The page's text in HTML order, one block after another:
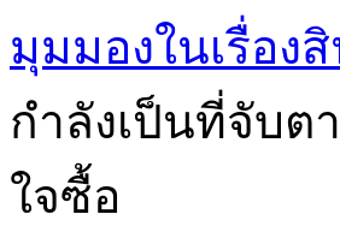
มุมมองในเรื่อง
กำลังเป็นที่จับต
ใจซื้อ